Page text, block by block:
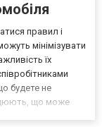
правил і
мінімізувати
їх
будете не
що може